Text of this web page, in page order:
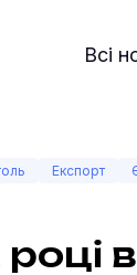
Всі
Експорт